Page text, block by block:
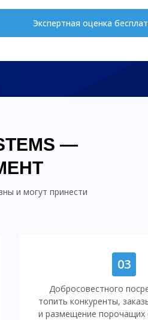
Экспертная оценка
—
и могут принести
03
Добросовестного
топить конкуренты,
и размещение порочащих